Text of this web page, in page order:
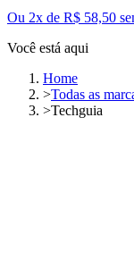
Ou 2x de R$ 58,50
Você está aqui
Home
>Todas as
>Techguia